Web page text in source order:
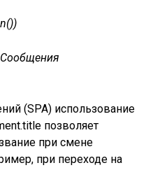
(SPA) использование
позволяет
при смене
при переходе на